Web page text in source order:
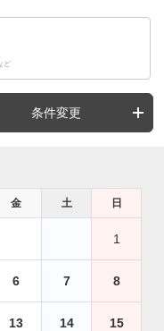
ど
条件変更
金 土 日
1
6 7 8
13 14 15